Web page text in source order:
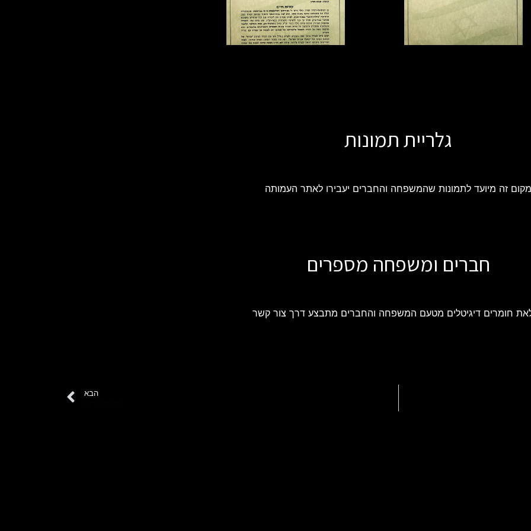
גלריית תמונות
מקום זה מיועד לתמונות שהמשפחה והחברים יעבירו לאתר העמותה
חברים ומשפחה מספרים
חומרים דיגיטלים מטעם המשפחה והחברים מתבצע דרך צור קשר
הבא